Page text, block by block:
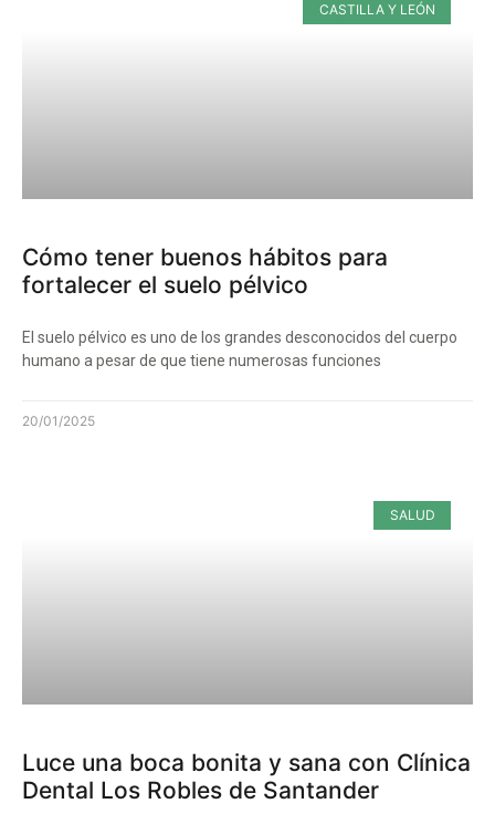
CASTILLA Y LEÓN
Cómo tener buenos hábitos para
fortalecer el suelo pélvico
El suelo pélvico es uno de los grandes desconocidos del cuerpo
humano a pesar de que tiene numerosas funciones
20/01/2025
SALUD
Luce una boca bonita y sana con Clínica
Dental Los Robles de Santander